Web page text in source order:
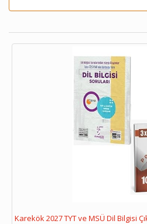
Karekök 2027 TYT ve MSÜ Dil Bilgisi